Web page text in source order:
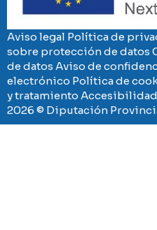
Aviso legal Política de
sobre protección de datos
de datos Aviso de
electrónico Política de
y tratamiento Accesibilidad
2026 © Diputación